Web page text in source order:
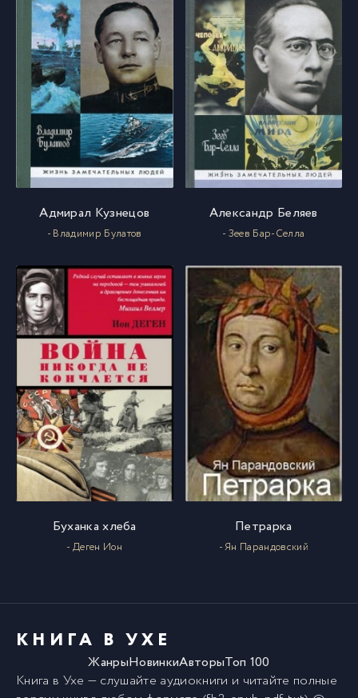
26 1 (26)
27 1 (27)
1 (28)
29 1 (29)
1 (30)
31 1 (31)
32 1 (32)
1 (33)
34 1 (34)
35 1 (35)
1 (36)
Адмирал Кузнецов
- Владимир Булатов
Александр Беляев
- Зеев Бар-Селла
Буханка хлеба
- Деген Ион
Петрарка
- Ян Парандовский
КНИГА В УХЕ
ЖанрыНовинкиАвторыТоп 100
Книга в Ухе — слушайте аудиокниги и читайте полные